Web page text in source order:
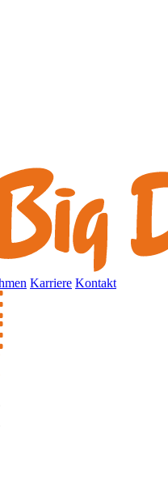
Karriere Kontakt